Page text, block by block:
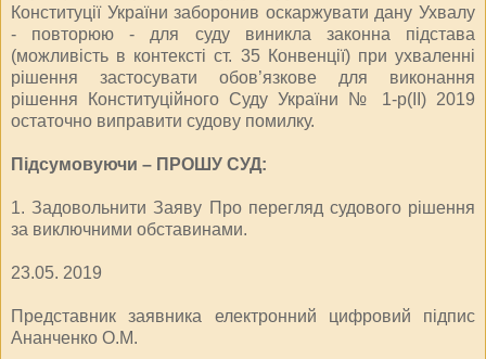
Конституції України заборонив оскаржувати дану Ухвалу
- повторюю - для суду виникла законна підстава
(можливість в контексті ст. 35 Конвенції) при ухваленні
рішення застосувати обов’язкове для виконання
рішення Конституційного Суду України № 1-р(ІІ) 2019
остаточно виправити судову помилку.
Підсумовуючи – ПРОШУ СУД:
1. Задовольнити Заяву Про перегляд судового рішення
за виключними обставинами.
23.05. 2019
Представник заявника електронний цифровий підпис
Ананченко О.М.